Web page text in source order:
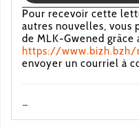
Pour recevoir cette
autres nouvelles, vous
de MLK-Gwened grâce
https://
envoyer un courriel à
—